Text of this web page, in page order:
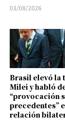
03/08/2026
Brasil elevó la
Milei y habló
“provocación
precedentes”
relación